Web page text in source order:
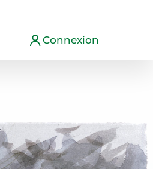
Connexion